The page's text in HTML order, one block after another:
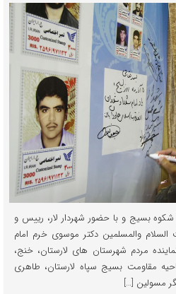
بسیج و با حضور شهردار لار، رییس و
والمسلمین دکتر موسوی خرم امام
مردم شهرستان های لارستان، خنج،
مقاومت بسیج سپاه لارستان، طاهری
مسولین […]